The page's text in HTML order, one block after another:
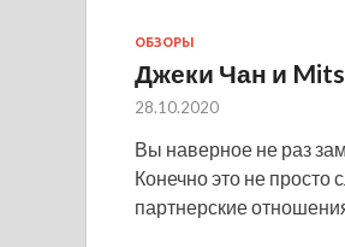
ОБЗОРЫ
Джеки Чан и
28.10.2020
Вы наверное не раз
Конечно это не просто
партнерские